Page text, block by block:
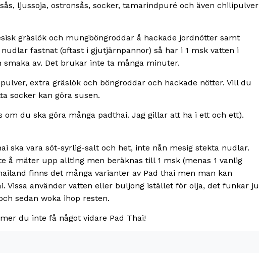
ljussoja, ostronsås, socker, tamarindpuré och även chilipulver
gräslök och mungböngroddar å hackade jordnötter samt
fastnat (oftast i gjutjärnpannor) så har i 1 msk vatten i
av. Det brukar inte ta många minuter.
extra gräslök och böngroddar och hackade nötter. Vill du
socker kan göra susen.
du ska göra många padthai. Jag gillar att ha i ett och ett).
ska vara söt-syrlig-salt och het, inte nån mesig stekta nudlar.
å mäter upp allting men beräknas till 1 msk (menas 1 vanlig
finns det många varianter av Pad thai men man kan
Vissa använder vatten eller buljong istället för olja, det funkar ju
sedan woka ihop resten.
du inte få något vidare Pad Thai!